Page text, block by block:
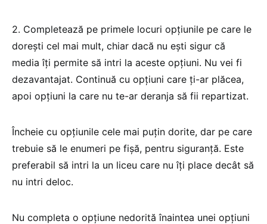
2. Completează pe primele locuri opţiunile pe care le
doreşti cel mai mult, chiar dacă nu eşti sigur că
media îţi permite să intri la aceste opţiuni. Nu vei fi
dezavantajat. Continuă cu opţiuni care ţi-ar plăcea,
apoi opţiuni la care nu te-ar deranja să fii repartizat.
Încheie cu opţiunile cele mai puţin dorite, dar pe care
trebuie să le enumeri pe fişă, pentru siguranţă. Este
preferabil să intri la un liceu care nu îţi place decât să
nu intri deloc.
Nu completa o opţiune nedorită înaintea unei opţiuni